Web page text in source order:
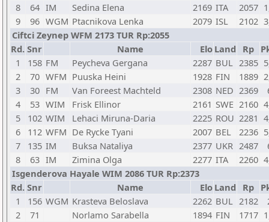
8
64 IM Sedina Elena 2169 ITA 2057
9
96 WGM Ptacnikova Lenka 2079 ISL 2102
Ciftci Zeynep WFM 2173 TUR Rp:2055
Rd. Snr Name Elo Land Rp
1
158 FM Peycheva Gergana 2287 BUL 2385
2
70 WFM Puuska Heini 1928 FIN 1889
3
30 FM Van Foreest Machteld 2308 NED 2369
4
53 WIM Frisk Ellinor 2161 SWE 2160
5
102 WIM Lehaci Miruna-Daria 2225 ROU 2281
6
112 WFM De Rycke Tyani 2007 BEL 2236
7
135 IM Buksa Nataliya 2377 UKR 2487
8
63 IM Zimina Olga 2277 ITA 2260
Isgenderova Hayale WIM 2086 TUR Rp:2373
Rd. Snr Name Elo Land Rp
1
156 WGM Krasteva Beloslava 2262 BUL 2182
2
71 Norlamo Sarabella 1894 FIN 1717